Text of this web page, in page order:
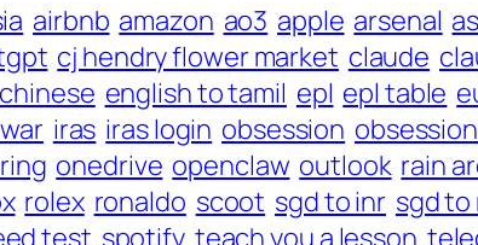
airbnb amazon ao3 apple arsenal
cj hendry flower market claude
english to tamil epl epl table
iras iras login obsession
onedrive openclaw outlook rain
rolex ronaldo scoot sgd to inr sgd to
test spotify teach you a lesson